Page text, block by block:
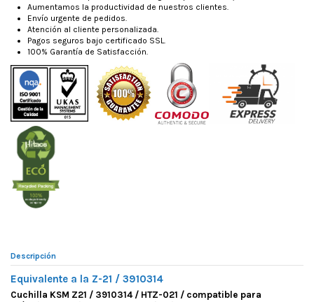
Aumentamos la productividad de nuestros clientes.
Envío urgente de pedidos.
Atención al cliente personalizada.
Pagos seguros bajo certificado SSL.
100% Garantía de Satisfacción.
Descripción
Equivalente a la Z-21 / 3910314
Cuchilla KSM Z21 / 3910314 / HTZ-021 / compatible para